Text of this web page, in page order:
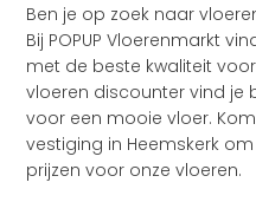
Ben je op zoek naar
Bij POPUP Vloerenmarkt
met de beste kwaliteit
vloeren discounter vind je
voor een mooie vloer.
vestiging in Heemskerk
prijzen voor onze vloeren.